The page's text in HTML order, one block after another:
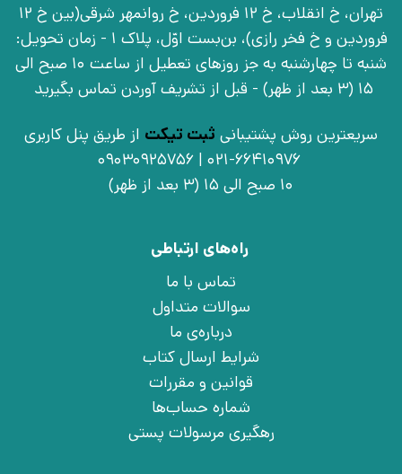
تهران، خ انقلاب، خ 12 فروردین، خ روانمهر شرقی(بین خ 12
فروردین و خ فخر رازی)، بن‌بست اوّل، پلاک 1 - زمان تحویل:
شنبه تا چهارشنبه به جز روزهای تعطیل از ساعت 10 صبح الی
15 (3 بعد از ظهر) - قبل از تشریف آوردن تماس بگیرید
سریعترین روش پشتیبانی ثبت تیکت از طریق پنل کاربری
021-66410976 | 09030925756
10 صبح الی 15 (3 بعد از ظهر)
راه‌های ارتباطی
تماس با ما
سوالات متداول
درباره‌ی ما
شرایط ارسال کتاب
قوانین و مقررات
شماره حساب‌ها
رهگیری مرسولات پستی